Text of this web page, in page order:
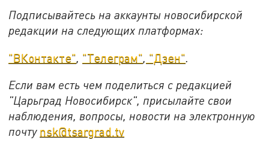
Подписывайтесь на аккаунты новосибирской
редакции на следующих платформах:
"ВКонтакте" "Телеграм" "Дзен"
Если вам есть чем поделиться с редакцией
"Царьград Новосибирск", присылайте свои
наблюдения, вопросы, новости на электронную
почту nsk@tsargrad.tv